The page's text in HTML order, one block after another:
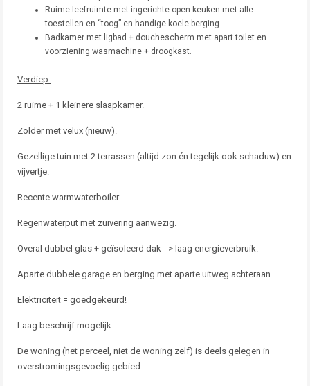
Ruime leefruimte met ingerichte open keuken met alle
toestellen en “toog” en handige koele berging.
Badkamer met ligbad + douchescherm met apart toilet en
voorziening wasmachine + droogkast.
Verdiep:
2 ruime + 1 kleinere slaapkamer.
Zolder met velux (nieuw).
Gezellige tuin met 2 terrassen (altijd zon én tegelijk ook schaduw) en
vijvertje.
Recente warmwaterboiler.
Regenwaterput met zuivering aanwezig.
Overal dubbel glas + geïsoleerd dak => laag energieverbruik.
Aparte dubbele garage en berging met aparte uitweg achteraan.
Elektriciteit = goedgekeurd!
Laag beschrijf mogelijk.
De woning (het perceel, niet de woning zelf) is deels gelegen in
overstromingsgevoelig gebied.